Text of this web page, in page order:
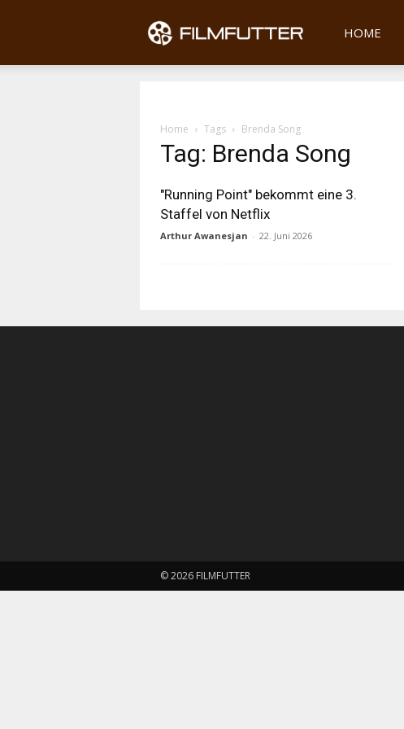
Filmfutter
HOME
Home Tags Brenda Song
Tag: Brenda Song
"Running Point" bekommt eine 3.
Staffel von Netflix
Arthur Awanesjan - 22. Juni 2026
© 2026 FILMFUTTER